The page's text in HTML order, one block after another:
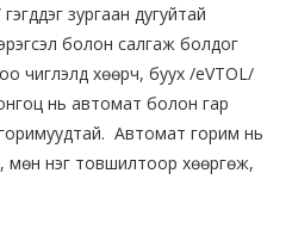
зургаан дугуйтай
болон салгаж болдог
чиглэлд хөөрч, буух /eVTOL/
нь автомат болон гар
горимуудтай. Автомат горим нь
мөн нэг товшилтоор хөөргөж,